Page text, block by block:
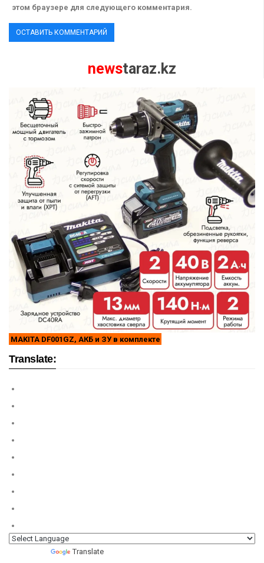
этом браузере для следующего комментария.
newstaraz.kz
MAKITA DF001GZ, АКБ и ЗУ в комплекте
Translate:
Translate